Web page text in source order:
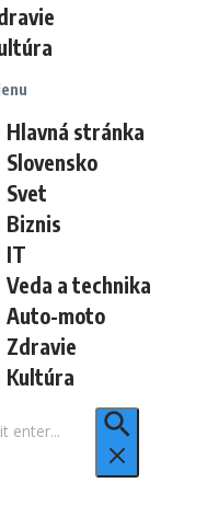
Hlavná stránka
Slovensko
Svet
Biznis
IT
Veda a technika
Auto-moto
Zdravie
Kultúra